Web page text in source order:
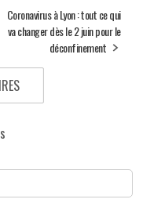
Coronavirus à Lyon : tout ce qui
va changer dès le 2 juin pour le
déconfinement